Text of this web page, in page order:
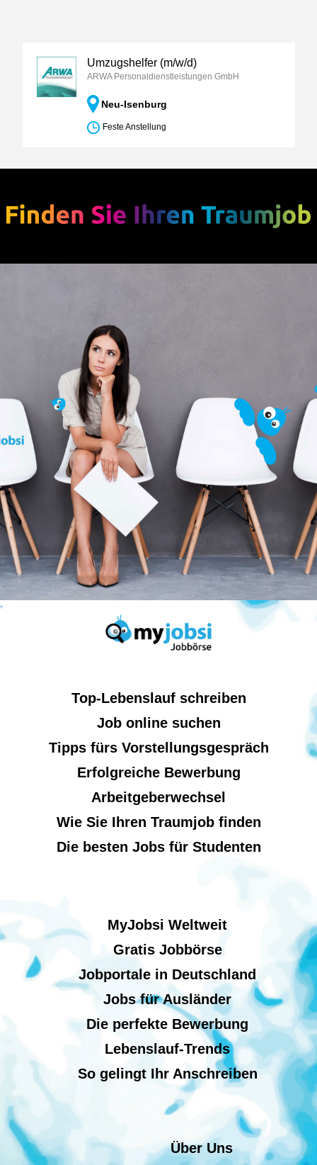
Umzugshelfer (m/w/d)
ARWA Personaldienstleistungen GmbH
Neu-Isenburg
Feste Anstellung
Top-Lebenslauf schreiben
Job online suchen
Tipps fürs Vorstellungsgespräch
Erfolgreiche Bewerbung
Arbeitgeberwechsel
Wie Sie Ihren Traumjob finden
Die besten Jobs für Studenten
MyJobsi Weltweit
Gratis Jobbörse
Jobportale in Deutschland
Jobs für Ausländer
Die perfekte Bewerbung
Lebenslauf-Trends
So gelingt Ihr Anschreiben
Über Uns